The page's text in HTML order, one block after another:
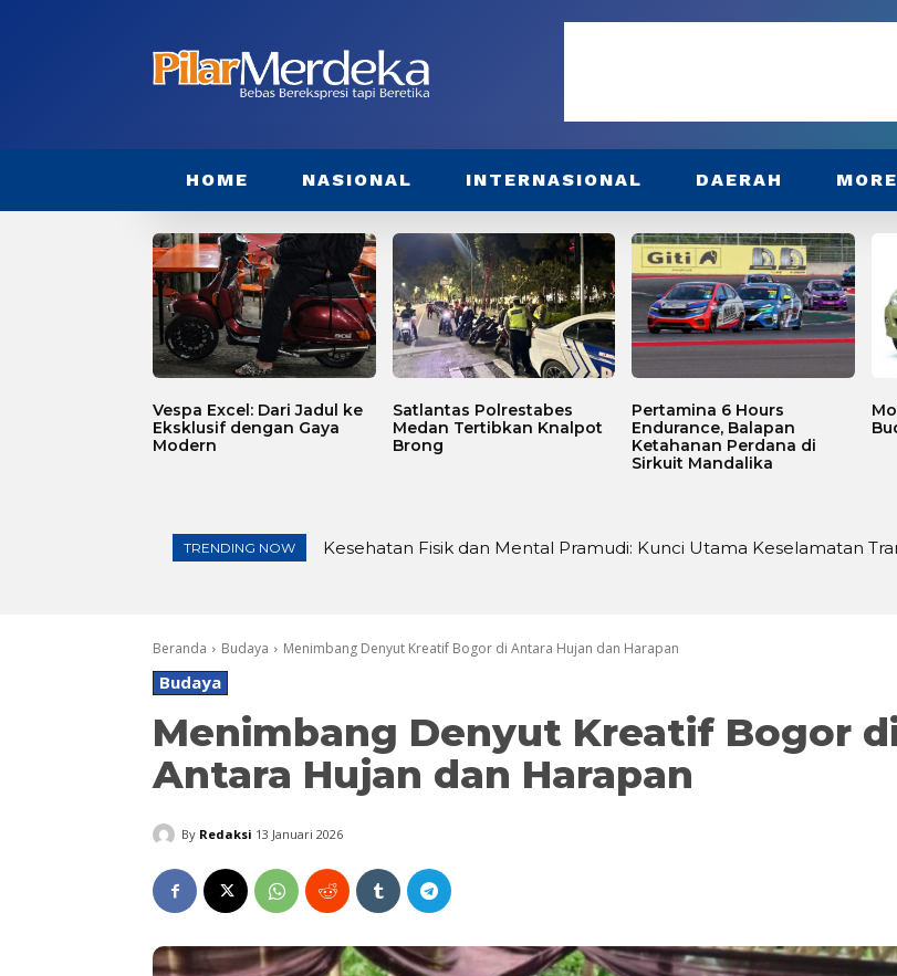
HOME NASIONAL INTERNASIONAL DAERAH MORE
Vespa Excel: Dari Jadul ke
Eksklusif dengan Gaya
Modern
Satlantas Polrestabes
Medan Tertibkan Knalpot
Brong
Pertamina 6 Hours
Endurance, Balapan
Ketahanan Perdana di
Sirkuit Mandalika
TRENDING NOW Kesehatan Fisik dan Mental Pramudi: Kunci Utama Keselamatan
Pembangunan Irigasi di Sei Silau Barat untuk Ketahanan Pangan
Beranda Budaya Menimbang Denyut Kreatif Bogor di Antara Hujan dan Harapan
Budaya
Menimbang Denyut Kreatif Bogor
Antara Hujan dan Harapan
By Redaksi 13 Januari 2026